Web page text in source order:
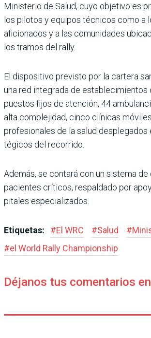
Ministerio de Salud, cuyo objetivo es
los pilotos y equipos técnicos como a
aficionados y a las comunidades
los tramos del rally.
El dispositivo previsto por la cartera
una red integrada de esta­blecimientos
puestos fijos de atención, 44
alta complejidad, cinco clínicas
profesionales de la salud
tégicos del recorrido.
Además, se contará con un sistema de
pacientes críticos, respal­dado por
pitales especializados.
Etiquetas: #El WRC #Salud #
#el World Rally Champions­hip
Déjanos tus comentarios